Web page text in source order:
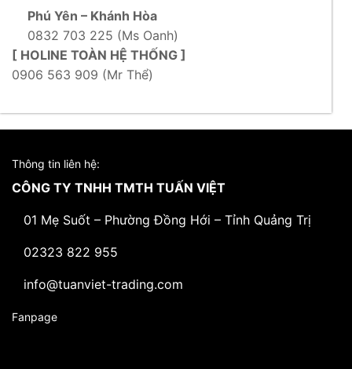
Phú Yên – Khánh Hòa
0832 703 225 (Ms Oanh)
[ HOLINE TOÀN HỆ THỐNG ]
0906 563 909 (Mr Thể)
Thông tin liên hệ:
CÔNG TY TNHH TMTH TUẤN VIỆT
01 Mẹ Suốt – Phường Đồng Hới – Tỉnh Quảng Trị
02323 822 955
info@tuanviet-trading.com
Fanpage